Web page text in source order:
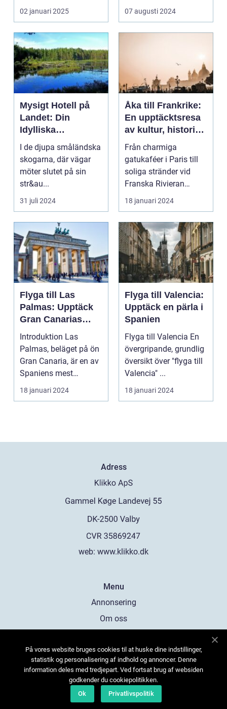
en konfer...
02 januari 2025
kustlinje. F...
07 augusti 2024
Mysigt Hotell på
Landet: Din
Idylliska
Tillflyktsort i
Småland
I de djupa småländska
skogarna, där vägar
möter slutet på sin
str&au...
31 juli 2024
Åka till Frankrike:
En upptäcktsresa
av kultur, historia
och god mat
Från charmiga
gatukaféer i Paris till
soliga stränder vid
Franska Rivieran
Frankrike erbjuder en
må...
18 januari 2024
Flyga till Las
Palmas: Upptäck
Gran Canarias
pärla
Introduktion Las
Palmas, beläget på ön
Gran Canaria, är en av
Spaniens mest
populära
semesterdestina...
18 januari 2024
Flyga till Valencia:
Upptäck en pärla i
Spanien
Flyga till Valencia En
övergripande, grundlig
översikt över "flyga till
Valencia" ...
18 januari 2024
Adress
web: www.klikko.dk
Menu
Annonsering
Om oss
Kontakta oss
Sitemap
På vores website bruges cookies til at huske dine indstillinger,
statistik og personalisering af indhold og annoncer. Denne
information deles med tredjepart. Ved fortsat brug af websiden
godkender du cookiepolitikken.
Ok
Privatlivspolitik